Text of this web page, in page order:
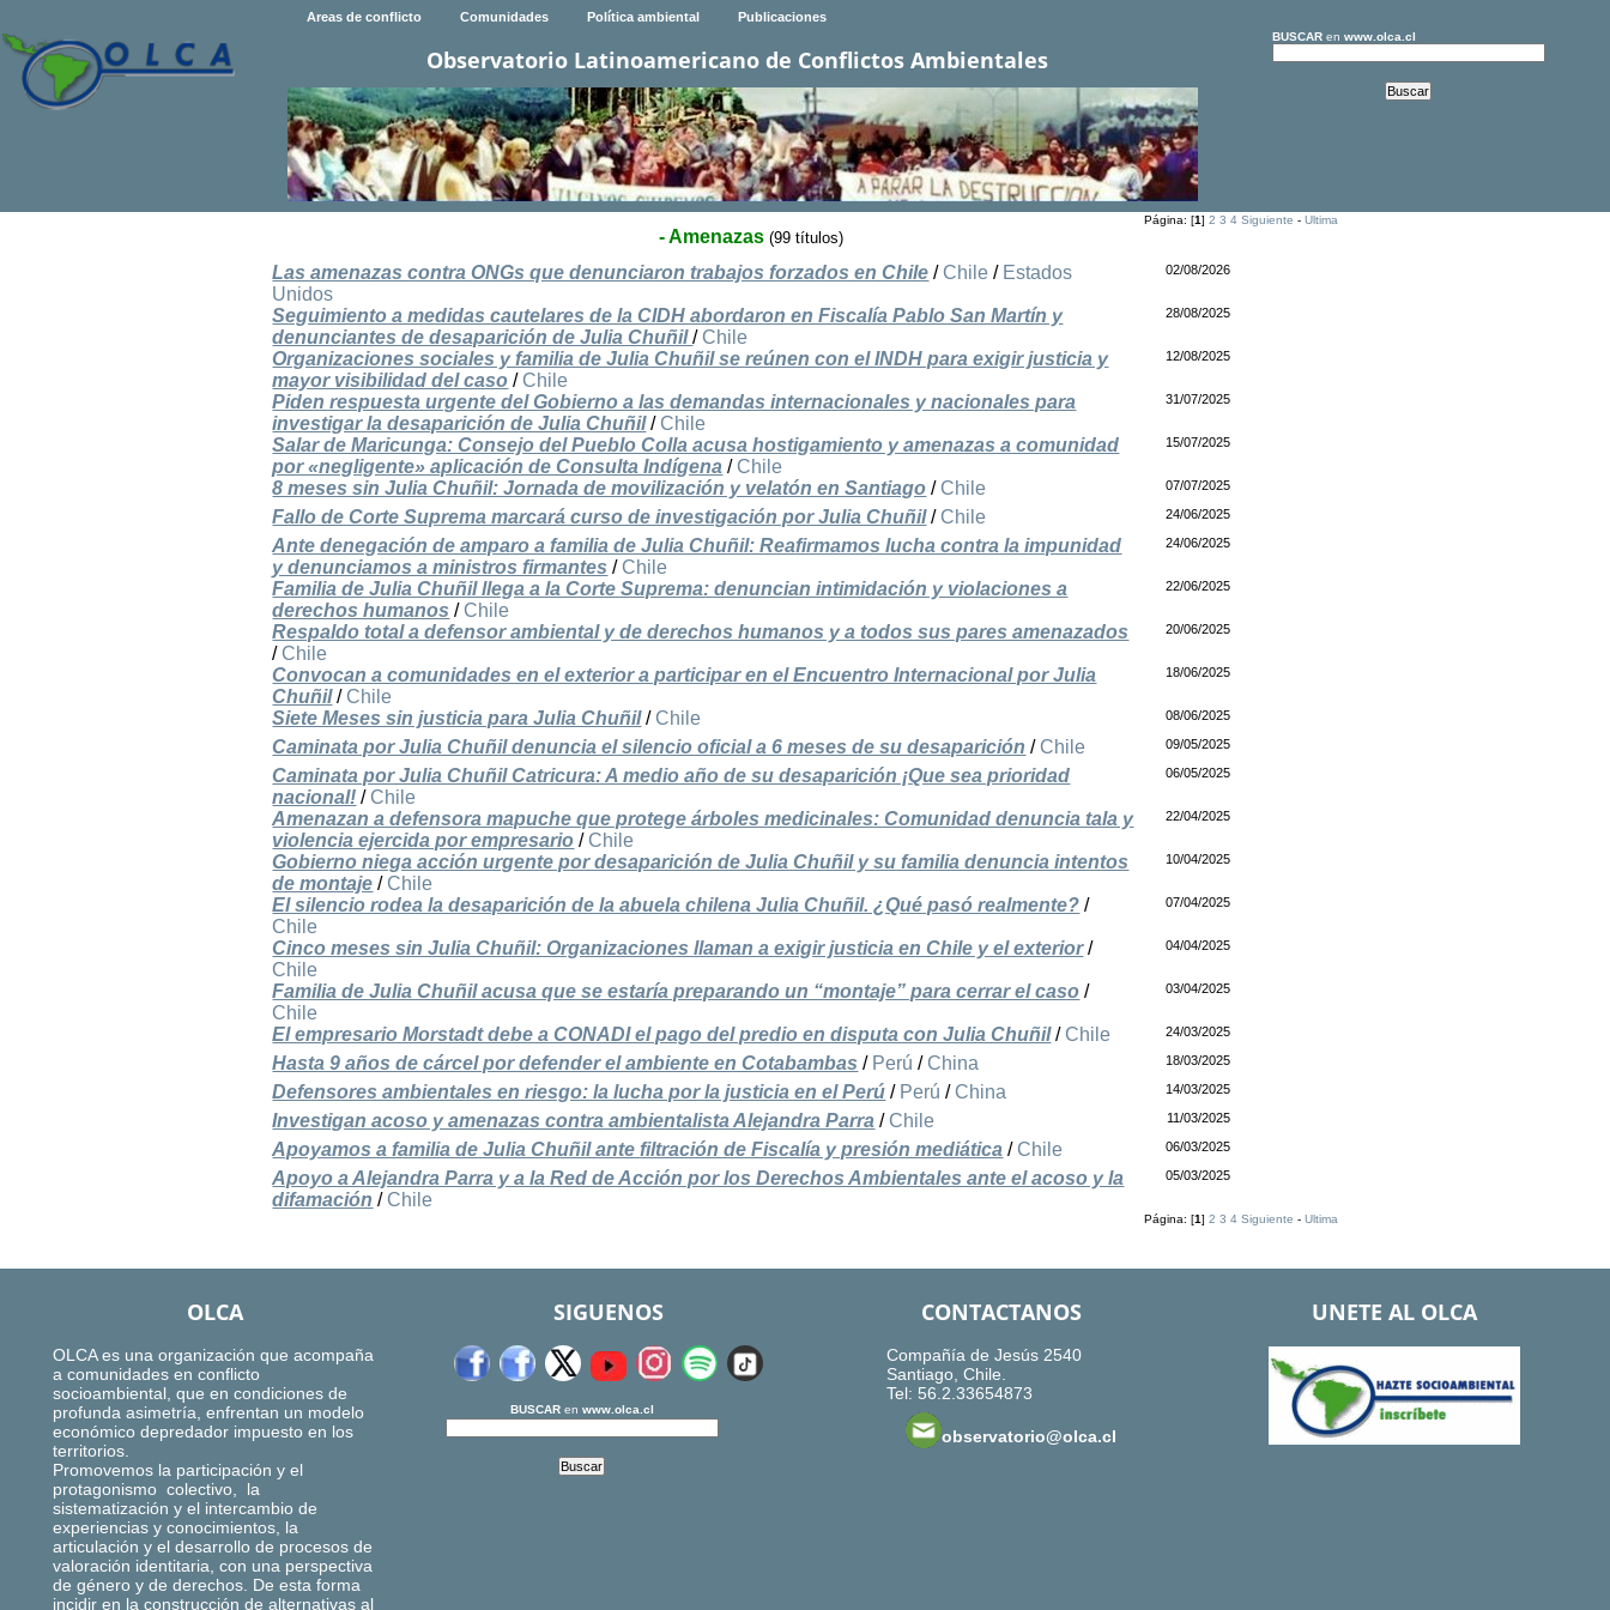
Areas de conflicto Comunidades Política ambiental Publicaciones
Observatorio Latinoamericano de Conflictos Ambientales
BUSCARen www.olca.cl
Página: [1] 2 3 4 Siguiente - Ultima
- Amenazas (99 títulos)
Las amenazas contra ONGs que denunciaron trabajos forzados en Chile / Chile / Estados
Unidos
02/08/2026
Seguimiento a medidas cautelares de la CIDH abordaron en Fiscalía Pablo San Martín y
denunciantes de desaparición de Julia Chuñil/ Chile
28/08/2025
Organizaciones sociales y familia de Julia Chuñil se reúnen con el INDH para exigir justicia y
mayor visibilidad del caso / Chile
12/08/2025
Piden respuesta urgente del Gobierno a las demandas internacionales y nacionales para
investigar la desaparición de Julia Chuñil/ Chile
31/07/2025
Salar de Maricunga: Consejo del Pueblo Colla acusa hostigamiento y amenazas a comunidad
por «negligente» aplicación de Consulta Indígena / Chile
15/07/2025
8 meses sin Julia Chuñil: Jornada de movilización y velatón en Santiago / Chile 07/07/2025
Fallo de Corte Suprema marcará curso de investigación por Julia Chuñil/ Chile 24/06/2025
Ante denegación de amparo a familia de Julia Chuñil: Reafirmamos lucha contra la impunidad
y denunciamos a ministros firmantes / Chile
24/06/2025
Familia de Julia Chuñil llega a la Corte Suprema: denuncian intimidación y violaciones a
derechos humanos / Chile
22/06/2025
Respaldo total a defensor ambiental y de derechos humanos y a todos sus pares amenazados
/ Chile
20/06/2025
Convocan a comunidades en el exterior a participar en el Encuentro Internacional por Julia
Chuñil/ Chile
18/06/2025
Siete Meses sin justicia para Julia Chuñil/ Chile 08/06/2025
Caminata por Julia Chuñil denuncia el silencio oficial a 6 meses de su desaparición / Chile 09/05/2025
Caminata por Julia Chuñil Catricura: A medio año de su desaparición ¡Que sea prioridad
nacional! / Chile
06/05/2025
Amenazan a defensora mapuche que protege árboles medicinales: Comunidad denuncia tala y
violencia ejercida por empresario / Chile
22/04/2025
Gobierno niega acción urgente por desaparición de Julia Chuñil y su familia denuncia intentos
de montaje / Chile
10/04/2025
El silencio rodea la desaparición de la abuela chilena Julia Chuñil. ¿Qué pasó realmente? /
Chile
07/04/2025
Cinco meses sin Julia Chuñil: Organizaciones llaman a exigir justicia en Chile y el exterior/
Chile
04/04/2025
Familia de Julia Chuñil acusa que se estaría preparando un “montaje” para cerrar el caso /
Chile
03/04/2025
El empresario Morstadt debe a CONADI el pago del predio en disputa con Julia Chuñil/ Chile 24/03/2025
Hasta 9 años de cárcel por defender el ambiente en Cotabambas / Perú / China 18/03/2025
Defensores ambientales en riesgo: la lucha por la justicia en el Perú / Perú / China 14/03/2025
Investigan acoso y amenazas contra ambientalista Alejandra Parra / Chile 11/03/2025
Apoyamos a familia de Julia Chuñil ante filtración de Fiscalía y presión mediática / Chile 06/03/2025
Apoyo a Alejandra Parra y a la Red de Acción por los Derechos Ambientales ante el acoso y la
difamación / Chile
05/03/2025
Página: [1] 2 3 4 Siguiente - Ultima
OLCA
OLCA es una organización que acompaña
a comunidades en conflicto
socioambiental, que en condiciones de
profunda asimetría, enfrentan un modelo
económico depredador impuesto en los
territorios.
Promovemos la participación y el
protagonismo colectivo, la
sistematización y el intercambio de
experiencias y conocimientos, la
articulación y el desarrollo de procesos de
valoración identitaria, con una perspectiva
de género y de derechos. De esta forma
incidir en la construcción de alternativas al
SIGUENOS
BUSCARen www.olca.cl
CONTACTANOS
Compañía de Jesús 2540
Santiago, Chile.
Tel: 56.2.33654873
observatorio@olca.cl
UNETE AL OLCA